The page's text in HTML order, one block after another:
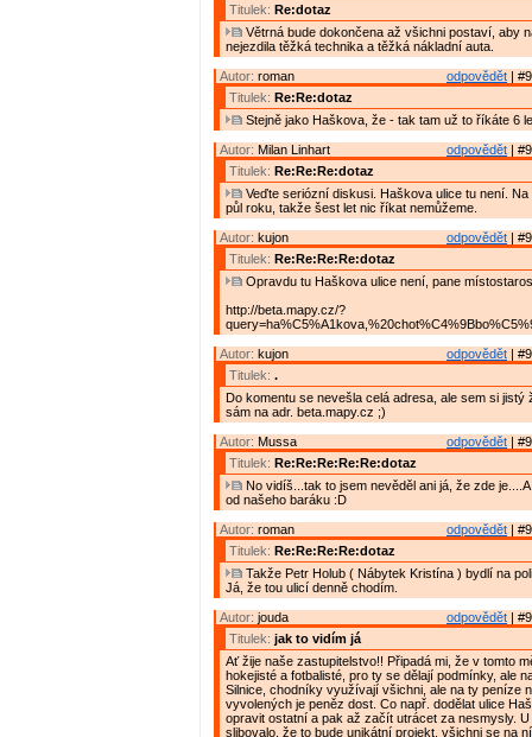
Titulek: Re:dotaz
Větrná bude dokončena až všichni postaví, aby
nejezdila těžká technika a těžká nákladní auta.
odpovědět |
Autor: roman
Titulek: Re:Re:dotaz
Stejně jako Haškova, že - tak tam už to říkáte 6
odpovědět |
Autor: Milan Linhart
Titulek: Re:Re:Re:dotaz
Veďte seriózní diskusi. Haškova ulice tu není. Na
půl roku, takže šest let nic říkat nemůžeme.
odpovědět |
Autor: kujon
Titulek: Re:Re:Re:Re:dotaz
Opravdu tu Haškova ulice není, pane
http://beta.mapy.cz/?
odpovědět |
Autor: kujon
Titulek: .
Do komentu se nevešla celá adresa, ale sem si jistý
sám na adr. beta.mapy.cz ;)
odpovědět |
Autor: Mussa
Titulek: Re:Re:Re:Re:Re:dotaz
No vidíš...tak to jsem nevěděl ani já, že zde
od našeho baráku :D
odpovědět |
Autor: roman
Titulek: Re:Re:Re:Re:dotaz
Takže Petr Holub ( Nábytek Kristína ) bydlí na
Já, že tou ulicí denně chodím.
odpovědět |
Autor: jouda
Titulek: jak to vidím já
Ať žije naše zastupitelstvo!! Připadá mi, že v tomto
hokejisté a fotbalisté, pro ty se dělají podmínky, ale
Silnice, chodníky využívají všichni, ale na ty peníze
vyvolených je peněz dost. Co např. dodělat ulice
opravit ostatní a pak až začít utrácet za nesmysly.
slibovalo, že to bude unikátní projekt, všichni se na